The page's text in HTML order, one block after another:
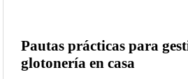
Pautas prácticas para
glotonería en casa